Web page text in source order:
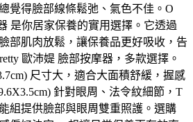
覺得臉部線條鬆弛、氣色不佳。O
是你居家保養的實用選擇。它透過
部肌肉放鬆，讓保養品更好吸收，告
歐沛媞 臉部按摩器，多款選擇。
尺寸大，適合大面積舒緩，握感
針對眼周、法令紋細節，T
組提供臉部與眼周雙重照護。選購